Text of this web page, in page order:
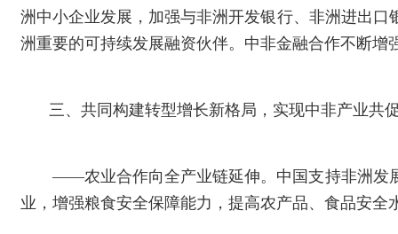
洲中小企业发展，加强与非洲开发银行、非洲进出
洲重要的可持续发展融资伙伴。中非金融合作不断
三、共同构建转型增长新格局，实现中非产业共
——农业合作向全产业链延伸。中国支持非洲发
业，增强粮食安全保障能力，提高农产品、食品安全